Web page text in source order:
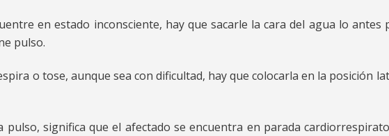
en estado inconsciente, hay que sacarle la cara del agua lo antes
pulso.
o tose, aunque sea con dificultad, hay que colocarla en la posición
significa que el afectado se encuentra en parada